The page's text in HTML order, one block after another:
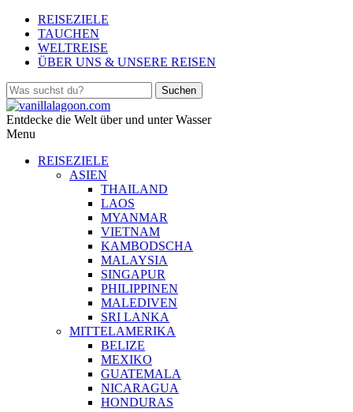
REISEZIELE
TAUCHEN
WELTREISE
ÜBER UNS & UNSERE REISEN
Entdecke die Welt über und unter Wasser
Menu
REISEZIELE
ASIEN
THAILAND
LAOS
MYANMAR
VIETNAM
KAMBODSCHA
MALAYSIA
SINGAPUR
PHILIPPINEN
MALEDIVEN
SRI LANKA
MITTELAMERIKA
BELIZE
MEXIKO
GUATEMALA
NICARAGUA
HONDURAS